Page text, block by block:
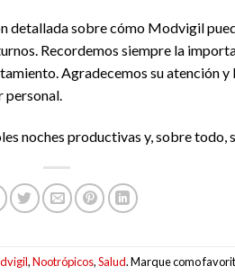
detallada sobre cómo Modvigil
Recordemos siempre la
Agradecemos su atención y
personal.
noches productivas y, sobre todo,
,Nootrópicos,Salud. Marque como